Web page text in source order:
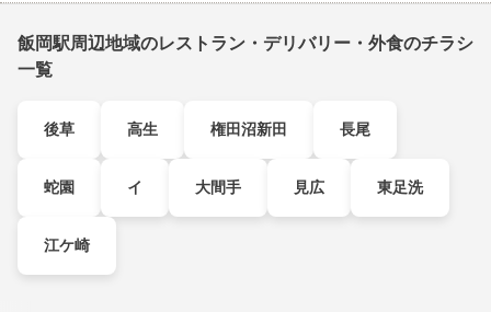
飯岡駅周辺地域のレストラン・デリバリー・外食のチラシ
一覧
後草 高生 権田沼新田 長尾
蛇園 イ 大間手 見広 東足洗
江ケ崎